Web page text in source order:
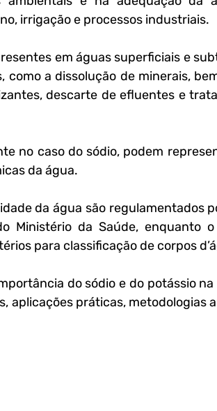
irrigação e processos industriais.
em águas superficiais e
como a dissolução de minerais,
descarte de efluentes e
no caso do sódio, podem
da água.
da água são regulamentados
Ministério da Saúde, enquanto o
para classificação de corpos
do sódio e do potássio
aplicações práticas, metodologias